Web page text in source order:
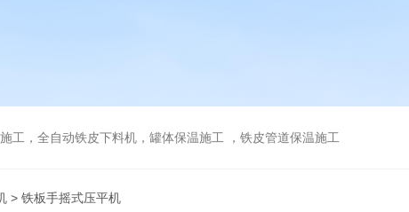
工，全自动铁皮下料机，罐体保温施工 ，铁皮管道保温施工
> 铁板手摇式压平机